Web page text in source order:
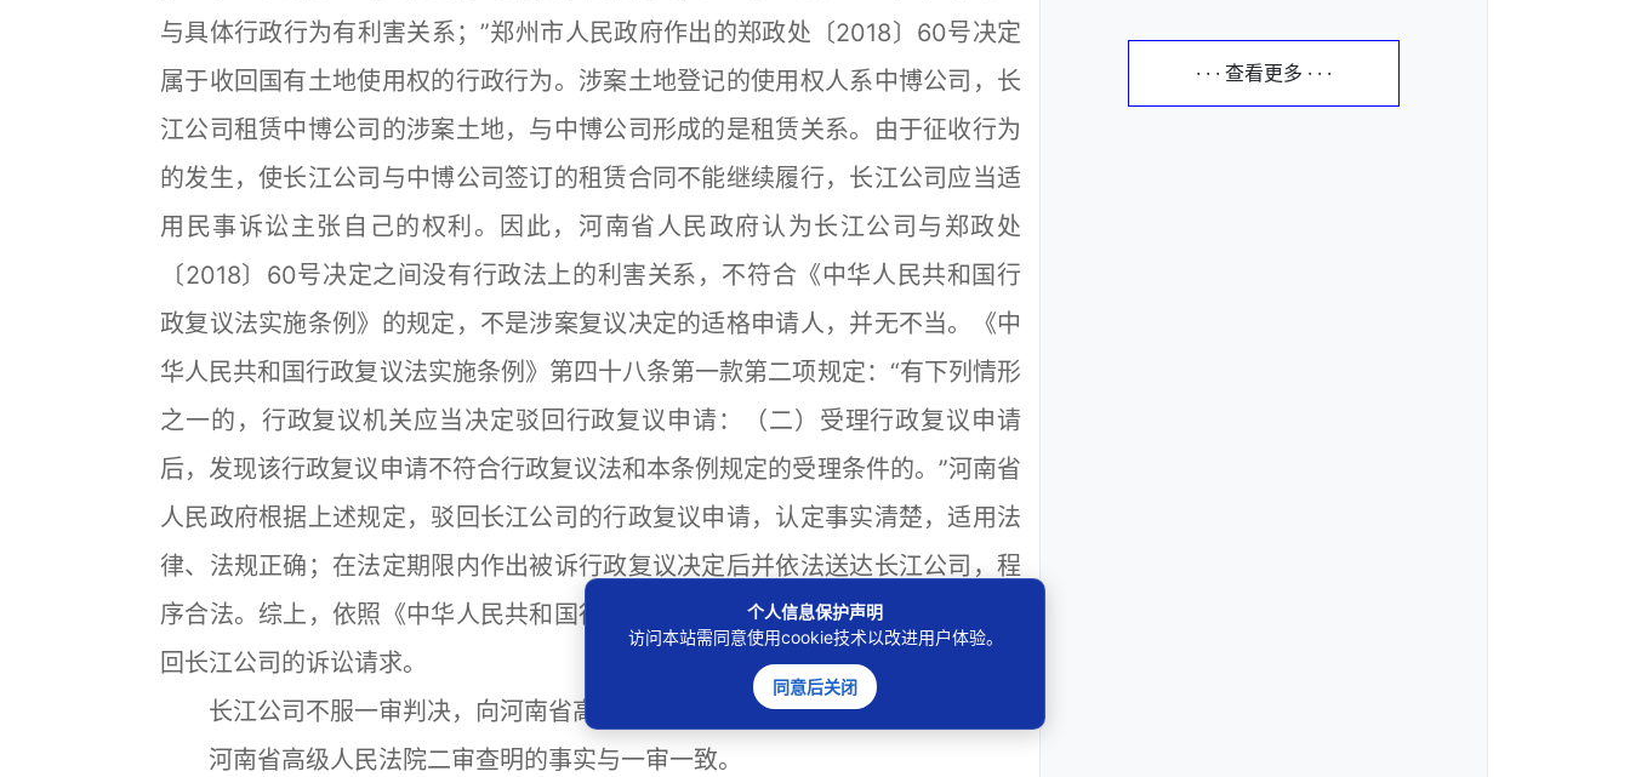
与具体行政行为有利害关系；”郑州市人民政府作出的郑政处〔2018〕60号决定
属于收回国有土地使用权的行政行为。涉案土地登记的使用权人系中博公司，长
江公司租赁中博公司的涉案土地，与中博公司形成的是租赁关系。由于征收行为
的发生，使长江公司与中博公司签订的租赁合同不能继续履行，长江公司应当适
用民事诉讼主张自己的权利。因此，河南省人民政府认为长江公司与郑政处
〔2018〕60号决定之间没有行政法上的利害关系，不符合《中华人民共和国行
政复议法实施条例》的规定，不是涉案复议决定的适格申请人，并无不当。《中
华人民共和国行政复议法实施条例》第四十八条第一款第二项规定：“有下列情形
之一的，行政复议机关应当决定驳回行政复议申请：（二）受理行政复议申请
后，发现该行政复议申请不符合行政复议法和本条例规定的受理条件的。”河南省
人民政府根据上述规定，驳回长江公司的行政复议申请，认定事实清楚，适用法
律、法规正确；在法定期限内作出被诉行政复议决定后并依法送达长江公司，程
序合法。综上，依照《中华人民共和国行政诉讼法》第六十九条之规定，判决驳
回长江公司的诉讼请求。
长江公司不服一审判决，向河南省高级人民法院提起上诉。
河南省高级人民法院二审查明的事实与一审一致。
· · · 查看更多 · · ·
个人信息保护声明
访问本站需同意使用cookie技术以改进用户体验。
同意后关闭